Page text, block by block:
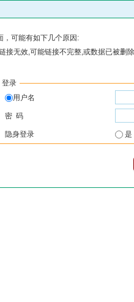
，可能有如下几个原因:
接无效,可能链接不完整,或数据已被删
登录
用户名
密 码
隐身登录